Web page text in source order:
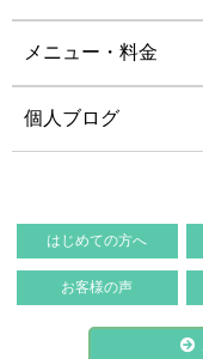
メニュー・料金
個人ブログ
はじめての方へ
お客様の声